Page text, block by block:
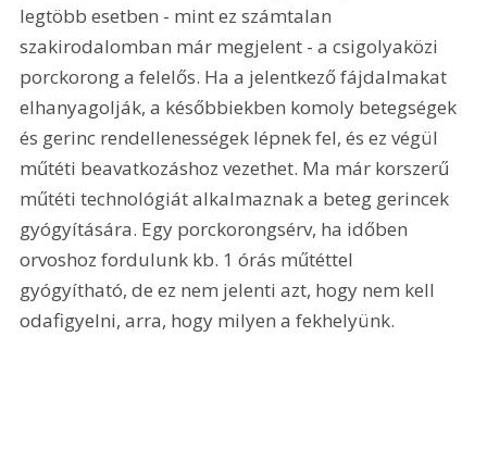
legtöbb esetben - mint ez számtalan
szakirodalomban már megjelent - a csigolyaközi
porckorong a felelős. Ha a jelentkező fájdalmakat
elhanyagolják, a későbbiekben komoly betegségek
és gerinc rendellenességek lépnek fel, és ez végül
műtéti beavatkozáshoz vezethet. Ma már korszerű
műtéti technológiát alkalmaznak a beteg gerincek
gyógyítására. Egy porckorongsérv, ha időben
orvoshoz fordulunk kb. 1 órás műtéttel
gyógyítható, de ez nem jelenti azt, hogy nem kell
odafigyelni, arra, hogy milyen a fekhelyünk.